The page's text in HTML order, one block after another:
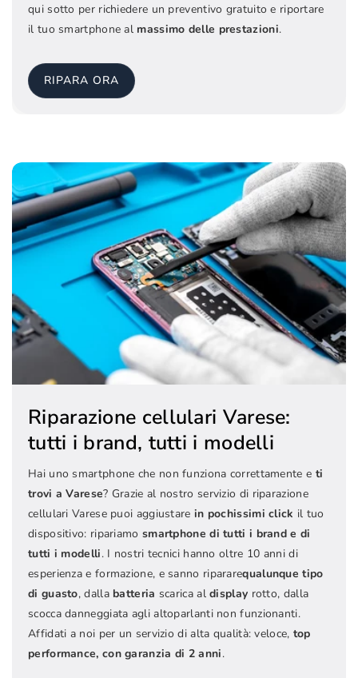
qui sotto per richiedere un preventivo gratuito e riportare
il tuo smartphone al massimo delle prestazioni.
RIPARA ORA
Riparazione cellulari Varese:
tutti i brand, tutti i modelli
Hai uno smartphone che non funziona correttamente e ti
trovi a Varese? Grazie al nostro servizio di riparazione
cellulari Varese puoi aggiustare in pochissimi click il tuo
dispositivo: ripariamo smartphone di tutti i brand e di
tutti i modelli. I nostri tecnici hanno oltre 10 anni di
esperienza e formazione, e sanno ripararequalunque tipo
di guasto, dallabatteria scarica aldisplay rotto, dalla
scocca danneggiata agli altoparlanti non funzionanti.
Affidati a noi per un servizio di alta qualità: veloce, top
performance, con garanzia di 2 anni.